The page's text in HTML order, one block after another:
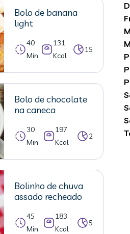
Bolo de banana
light
40
Min
131
Kcal
15
Bolo de chocolate
na caneca
30
Min
197
Kcal
2
Bolinho de chuva
assado recheado
45
Min
183
Kcal
5